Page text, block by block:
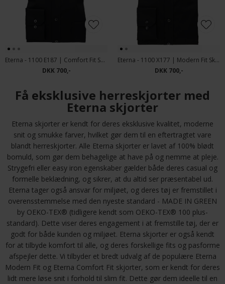
Eterna - 1100 E187 | Comfort Fit Skjorte Hvid & Sort
DKK 700,-
Eterna - 1100 X177 | Modern Fit Skjorte Sort
DKK 700,-
Få eksklusive herreskjorter med
Eterna skjorter
Eterna skjorter er kendt for deres eksklusive kvalitet, moderne
snit og smukke farver, hvilket gør dem til en eftertragtet vare
blandt herreskjorter. Alle Eterna skjorter er lavet af 100% blødt
bomuld, som gør dem behagelige at have på og nemme at pleje.
Strygefri eller easy iron egenskaber gælder både deres casual og
formelle beklædning, og sikrer, at du altid ser præsentabel ud.
Eterna tager også ansvar for miljøet, og deres tøj er fremstillet i
overensstemmelse med den nyeste standard - MADE IN GREEN
by OEKO-TEX® (tidligere kendt som OEKO-TEX® 100 plus-
standard). Dette viser deres engagement i at fremstille tøj, der er
godt for både kunden og miljøet. Eterna skjorter er også kendt
for at tilbyde komfort til alle, og deres forskellige fits og pasforme
afspejler dette. Vi tilbyder et bredt udvalg af de populære Eterna
Modern Fit og Eterna Comfort Fit skjorter, som er kendt for deres
lidt mere løse snit i forhold til slim fit. Dette gør dem ideelle til en